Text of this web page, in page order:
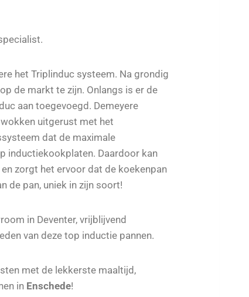
het Triplinduc systeem. Na grondig
de markt te zijn. Onlangs is er de
aan toegevoegd. Demeyere
uitgerust met het
dat de maximale
inductiekookplaten. Daardoor kan
zorgt het ervoor dat de koekenpan
de pan, uniek in zijn soort!
in Deventer, vrijblijvend
van deze top inductie pannen.
met de lekkerste maaltijd,
in Enschede!